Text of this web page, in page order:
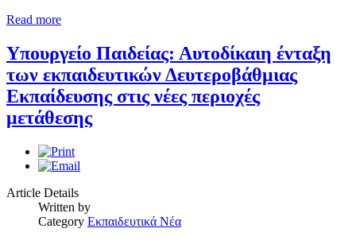
Read more
Υπουργείο Παιδείας: Αυτοδίκαιη ένταξη
των εκπαιδευτικών Δευτεροβάθμιας
Εκπαίδευσης στις νέες περιοχές
μετάθεσης
Article Details
Written by
Category Εκπαιδευτικά Νέα